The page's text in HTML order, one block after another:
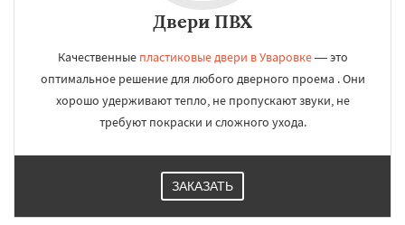
Двери ПВХ
Качественные пластиковые двери в Уваровке— это
оптимальное решение для любого дверного проема . Они
хорошо удерживают тепло, не пропускают звуки, не
требуют покраски и сложного ухода.
ЗАКАЗАТЬ